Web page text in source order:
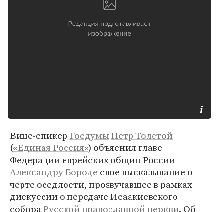
Вице-спикер ГосдумыПетр Толстой
(«Единая Россия») объяснил главе
Федерации еврейских общин России
Александру Бороде свое высказывание о
черте оседлости, прозвучавшее в рамках
дискуссии о передаче Исаакиевского
собораРусской православной церкви. Об